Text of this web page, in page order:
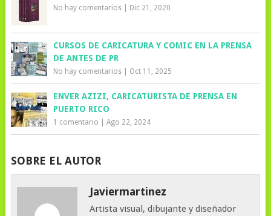
No hay comentarios| Dic 21, 2020
CURSOS DE CARICATURA Y COMIC EN LA PRENSA
DE ANTES DE PR
No hay comentarios| Oct 11, 2025
ENVER AZIZI, CARICATURISTA DE PRENSA EN
PUERTO RICO
1 comentario Ago 22, 2024
SOBRE EL AUTOR
Javiermartinez
Artista visual, dibujante y diseñador